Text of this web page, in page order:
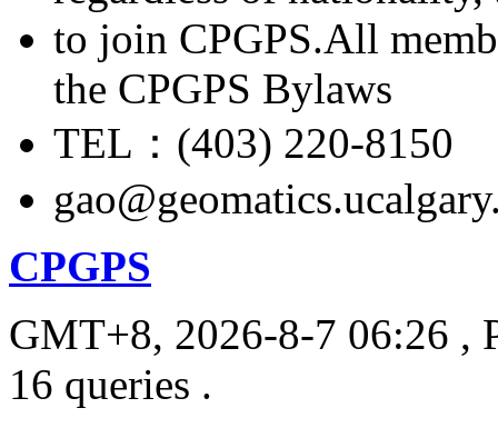
to join CPGPS.All
the CPGPS Bylaws
TEL：(403) 220-8150
CPGPS
GMT+8, 2026-8-7 06:26 ,
16 queries .